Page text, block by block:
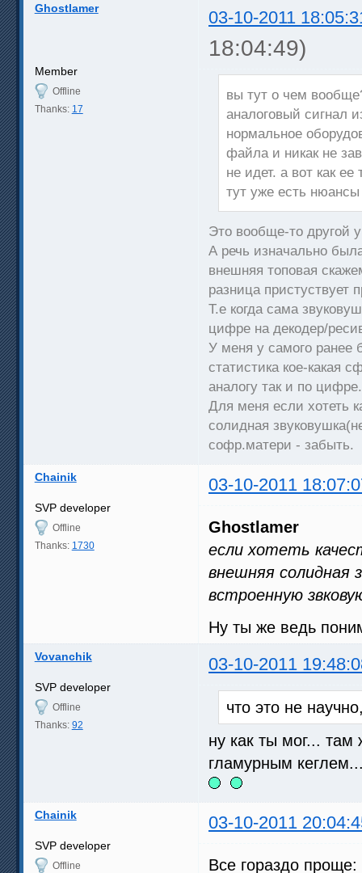
Ghostlamer 03-10-2011
18:04:49)
Member
Offline
Thanks: 17
вы тут о чем
аналоговый сигнал
нормальное
файла и никак не
не идет. а вот как
тут уже есть нюансы
Это вообще-то другой
А речь изначально
внешняя топовая
разница пристуствует
Т.е когда сама
цифре на декодер/
У меня у самого ранее
статистика кое-какая
аналогу так и по
Для меня если хотеть
солидная
софр.матери - забыть.
Chainik 03-10-2011
SVP developer
Offline
Thanks: 1730
Ghostlamer
если хотеть
внешняя солидная
встроенную
Ну ты же ведь
Vovanchik 03-10-2011
SVP developer
Offline
Thanks: 92
что это не
ну как ты мог...
гламурным
Chainik 03-10-2011
SVP developer
Offline Все гораздо проще: